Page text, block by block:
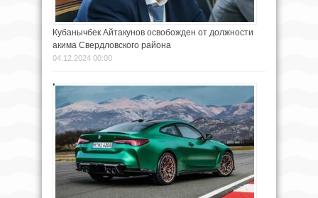
Кубанычбек Айтакунов освобожден от должности
акима Свердловского района
04.12.2024 00:00